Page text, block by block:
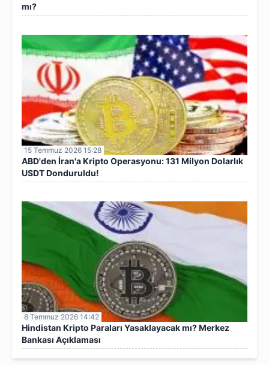
mı?
15 Temmuz 2026 15:28
ABD'den İran'a Kripto Operasyonu: 131 Milyon Dolarlık
USDT Donduruldu!
8 Temmuz 2026 14:42
Hindistan Kripto Paraları Yasaklayacak mı? Merkez
Bankası Açıklaması